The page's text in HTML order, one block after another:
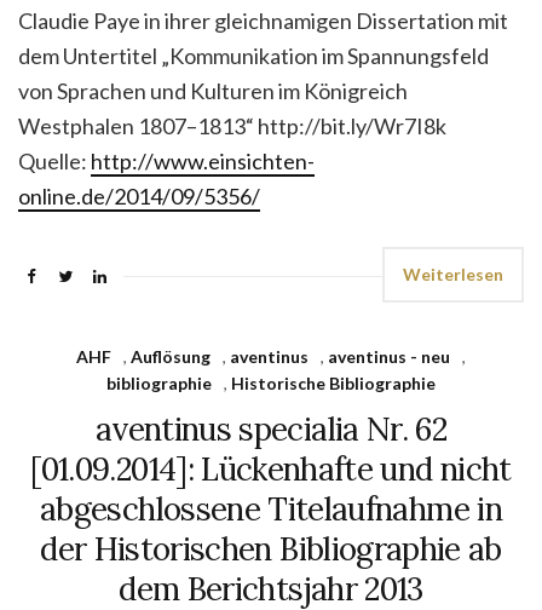
Claudie Paye in ihrer gleichnamigen Dissertation mit
dem Untertitel „Kommunikation im Spannungsfeld
von Sprachen und Kulturen im Königreich
Westphalen 1807–1813“ http://bit.ly/Wr7I8k
Quelle: http://www.einsichten-
online.de/2014/09/5356/
Weiterlesen
AHF , Auflösung , aventinus , aventinus - neu
,
bibliographie , Historische Bibliographie
aventinus specialia Nr. 62
[01.09.2014]: Lückenhafte und nicht
abgeschlossene Titelaufnahme in
der Historischen Bibliographie ab
dem Berichtsjahr 2013